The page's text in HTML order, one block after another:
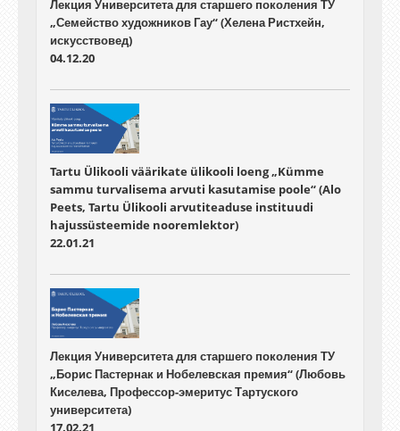
Лекция Университета для старшего поколения ТУ
„Семейство художников Гау“ (Хелена Ристхейн,
искусствовед)
04.12.20
Tartu Ülikooli väärikate ülikooli loeng „Kümme
sammu turvalisema arvuti kasutamise poole“ (Alo
Peets, Tartu Ülikooli arvutiteaduse instituudi
hajussüsteemide nooremlektor)
22.01.21
Лекция Университета для старшего поколения ТУ
„Борис Пастернак и Нобелевская премия“ (Любовь
Киселева, Профессор-эмеритус Тартуского
университета)
17.02.21